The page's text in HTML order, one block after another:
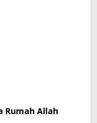
Rumah Allah